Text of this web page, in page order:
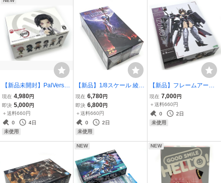
【新品未開封】PalVerse
鬼滅の刃 Vol.3 【BOX】 6
種セット 甘露寺・無一
郎・悲鳴嶼・伊黒・不死
川・鬼舞辻無惨 パルバー
ス フィギュア
現在 4,980円
即決 5,000円
＋送料660円
0
4日
未使用
【新品】1/8スケール 綾波
レイ プラスチックモデル
キット X-PLUS（エクス
プラス） 新世紀エヴァン
ゲリオン プラモデル EVA
NGELION
現在 6,780円
即決 6,800円
＋送料660円
0
2日
未使用
【新品】フレームアーム
ズ・ガール 出雲 Destroye
r Ver. プラモデル 寿屋 KO
TOBUKIYA コトブキヤ M
SG 新品在庫 3
現在 7,000円
＋送料660円
0
2日
未使用
NEW NEW